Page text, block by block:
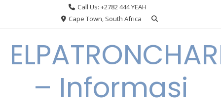
Call Us: +2782 444 YEAH
Cape Town, South Africa
– Informasi